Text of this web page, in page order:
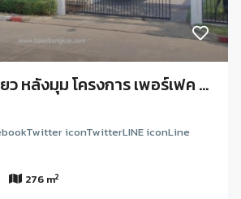
ว หลังมุม โครงการ เพอร์เฟค ...
iconTwitterLINE iconLine
276 m2